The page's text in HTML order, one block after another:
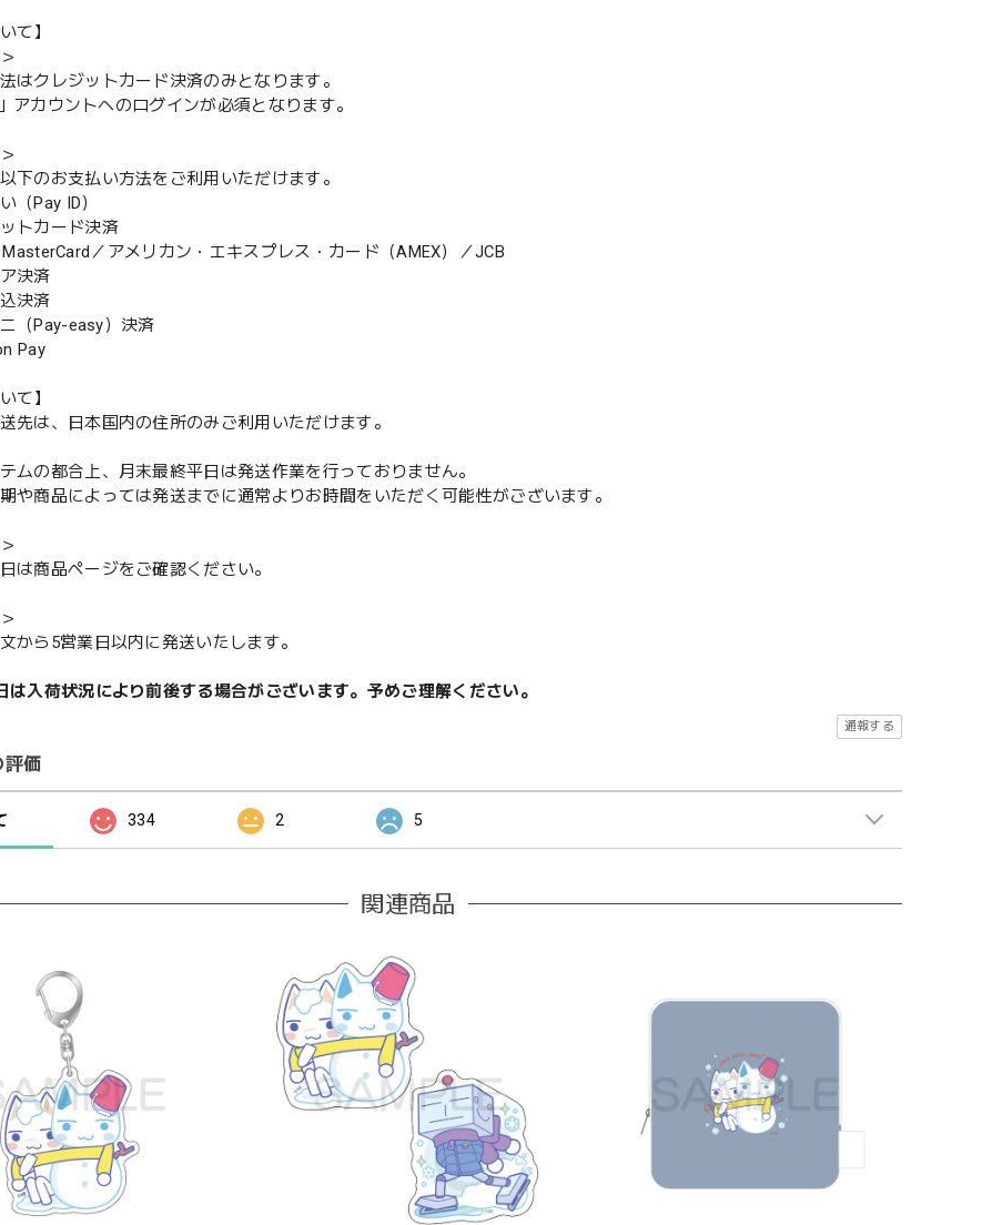
て】
はクレジットカード決済のみとなります。
アカウントへのログインが必須となります。
下のお支払い方法をご利用いただけます。
（Pay ID）
トカード決済
／アメリカン・エキスプレス・カード（AMEX）／JCB
決済
決済
（Pay-easy）決済
Pay
て】
先は、日本国内の住所のみご利用いただけます。
ムの都合上、月末最終平日は発送作業を行っておりません。
や商品によっては発送までに通常よりお時間をいただく可能性がございます。
は商品ページをご確認ください。
から5営業日以内に発送いたします。
は入荷状況により前後する場合がございます。予めご理解ください。
通報する
評価
334 2 5
関連商品